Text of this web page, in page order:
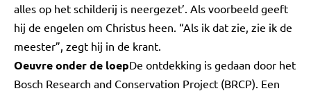
alles op het schilderij is neergezet’. Als voorbeeld geeft
hij de engelen om Christus heen. “Als ik dat zie, zie ik de
meester”, zegt hij in de krant.
Oeuvre onder de loepDe ontdekking is gedaan door het
Bosch Research and Conservation Project (BRCP). Een